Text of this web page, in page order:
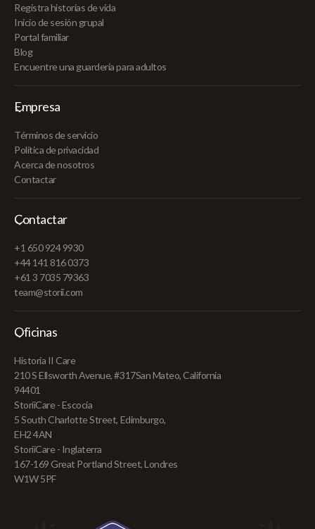
Registra historias de vida
Inicio de sesión grupal
Portal familiar
Blog
Encuentre una guardería para adultos
Empresa
Términos de servicio
Política de privacidad
Acerca de nosotros
Contactar
Contactar
+1 650 924 9930
+44 141 816 0373
+61 3 7035 79363
team@storii.com
Oficinas
Historia II Care
210 S Ellsworth Avenue, #317San Mateo, California
94401
StoriiCare - Escocia
5 South Charlotte Street, Edimburgo,
EH2 4AN
StoriiCare - Inglaterra
167-169 Great Portland Street, Londres
W1W 5PF